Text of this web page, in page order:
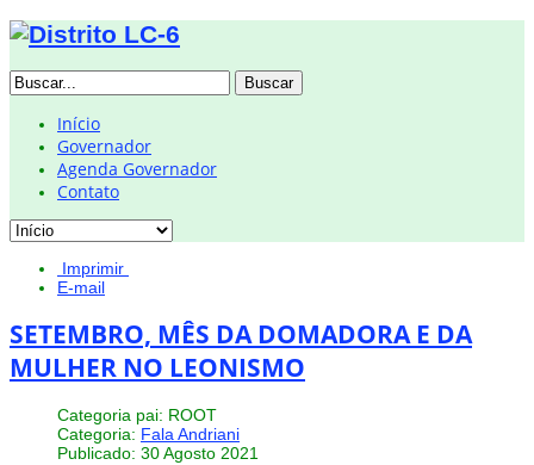
Buscar
Início
Governador
Agenda Governador
Contato
Imprimir
E-mail
SETEMBRO, MÊS DA DOMADORA E DA
MULHER NO LEONISMO
Categoria pai: ROOT
Categoria: Fala Andriani
Publicado: 30 Agosto 2021